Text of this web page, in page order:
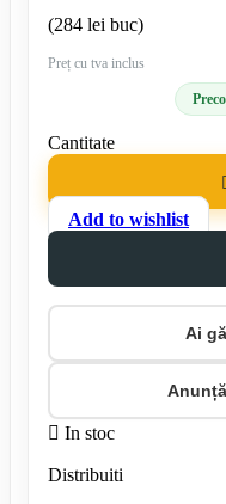
(284 lei buc)
Preț cu tva inclus
Cantitate
Add to wishlist
Ai
 In stoc
Distribuiti